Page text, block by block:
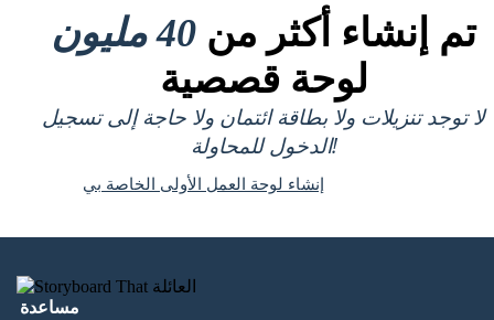
تم إنشاء أكثر من 40 مليون
لوحة قصصية
لا توجد تنزيلات ولا بطاقة ائتمان ولا حاجة إلى تسجيل
الدخول للمحاولة!
إنشاء لوحة العمل الأولى الخاصة بي
مساعدة